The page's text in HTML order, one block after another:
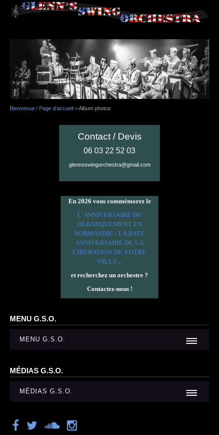
Bienvenue / Page d'accueil >Album photos
Contact / Devis
06 03 22 52 03
glennsswingorchestra@gmail.com
En 2026 vous commémorez le
L'ANNIVERSAIRE DU
DÉBARQUEMENT EN
NORMANDIE / LA DATE
ANNIVERSAIRE DE LA
LIBÉRATION DE VOTRE
VILLE...
et recherchez un orchestre ?
Contactez-nous !
MENU G.S.O.
MENU G.S.O.
MÉDIAS G.S.O.
MÉDIAS G.S.O.